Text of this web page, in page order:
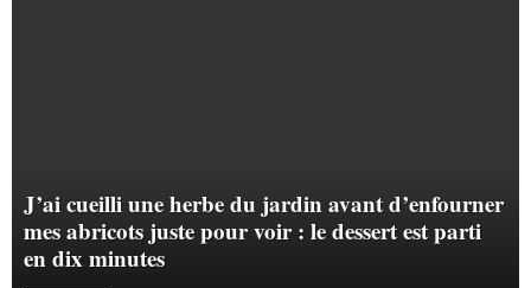
J’ai cueilli une herbe du jardin avant d’enfourner
mes abricots juste pour voir : le dessert est parti
en dix minutes